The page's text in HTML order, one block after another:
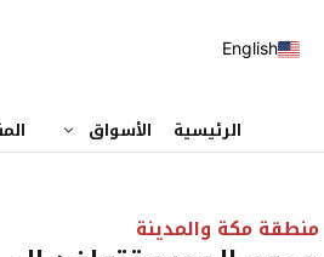
English
الرئيسية الأسواق
منطقة مكة والمدينة